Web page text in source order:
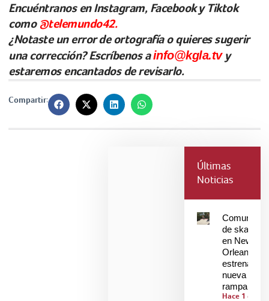
Encuéntranos en Instagram, Facebook y Tiktok
como@telemundo42.
¿Notaste un error de ortografía o quieres sugerir
una corrección? Escríbenos ainfo@kgla.tvy
estaremos encantados de revisarlo.
Compartir:
Últimas
Noticias
Comunidad
de skaters
en New
Orleans
estrenan
nueva
rampa
Hace 1 día